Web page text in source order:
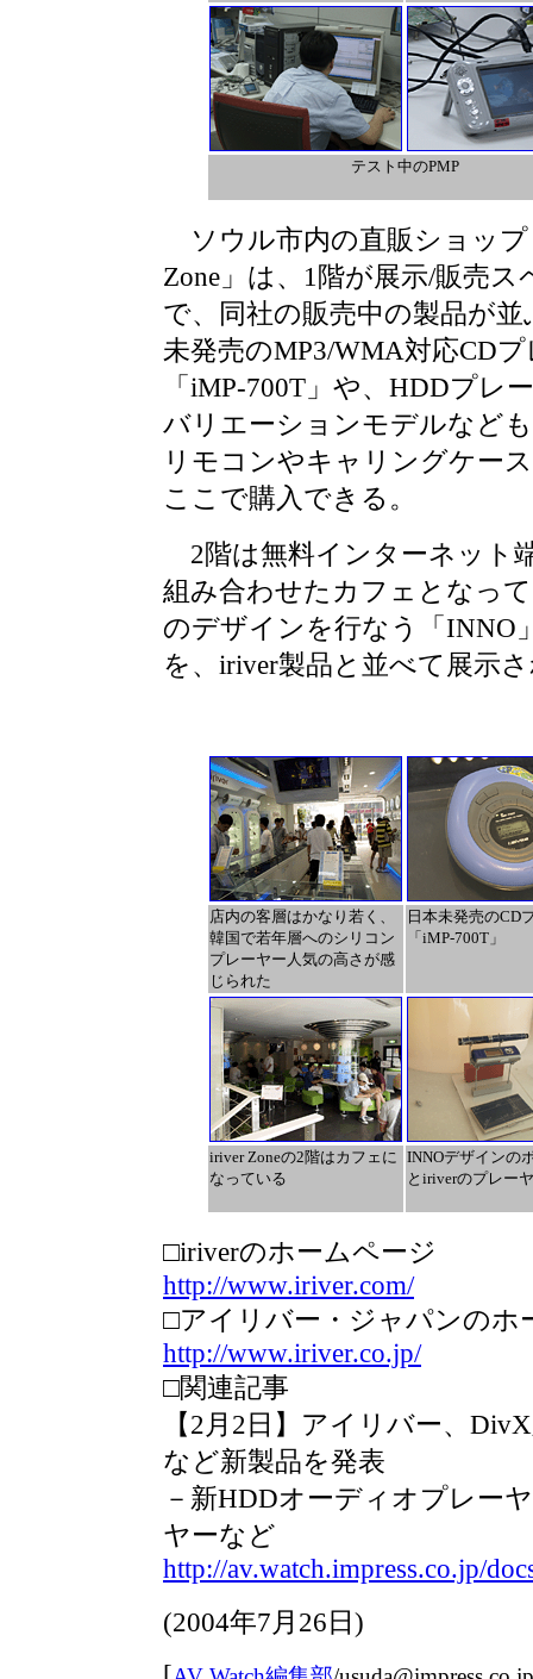
テスト中のPMP
ソウル市内の直販ショップ
Zone」は、1階が展示/販売ス
で、同社の販売中の製品が並
未発売のMP3/WMA対応CD
「iMP-700T」や、HDDプレ
バリエーションモデルなど
リモコンやキャリングケー
ここで購入できる。
2階は無料インターネット
組み合わせたカフェとなっ
のデザインを行なう「INNO
を、iriver製品と並べて展示
店内の客層はかなり若く、
韓国で若年層へのシリコン
プレーヤー人気の高さが感
じられた
日本未発売のCD
「iMP-700T」
iriver Zoneの2階はカフェに
なっている
INNOデザインの
とiriverのプレー
□iriverのホームページ
http://www.iriver.com/
□アイリバー・ジャパンのホ
http://www.iriver.co.jp/
□関連記事
【2月2日】アイリバー、
など新製品を発表
－新HDDオーディオプレー
ヤーなど
http://av.watch.impress.co.jp/
(2004年7月26日 )